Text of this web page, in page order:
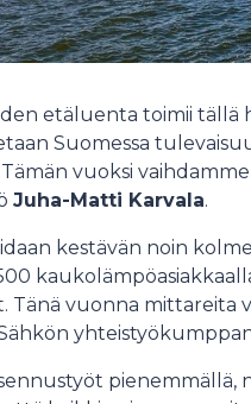
etäluenta toimii tällä
Suomessa
vuoksi
Juha-Matti Karvala.
kestävän noin
Tänä vuonna mittareita
pienemmällä,